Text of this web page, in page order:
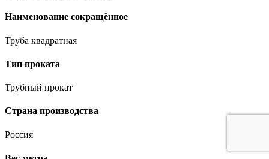
Наименование сокращённое
Труба квадратная
Тип проката
Трубный прокат
Страна производства
Россия